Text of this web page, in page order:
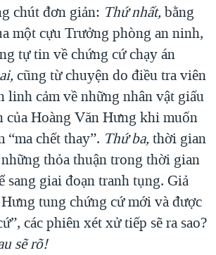
chút đơn giản: Thứ nhất, bằng
một cựu Trưởng phòng an ninh,
tự tin về chứng cứ chạy án
cũng từ chuyện do điều tra viên
linh cảm về những nhân vật giấu
của Hoàng Văn Hưng khi muốn
“ma chết thay”. Thứ ba, thời gian
những thỏa thuận trong thời gian
sang giai đoạn tranh tụng. Giả
tung chứng cứ mới và được
các phiên xét xử tiếp sẽ ra sao?
sẽ rõ!